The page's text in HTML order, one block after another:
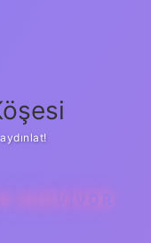
SURVIVOR